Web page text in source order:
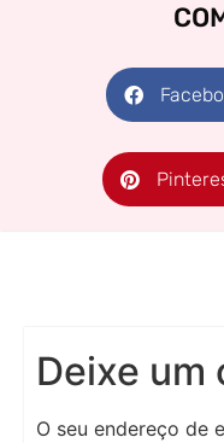
Deixe um
O seu endereço de